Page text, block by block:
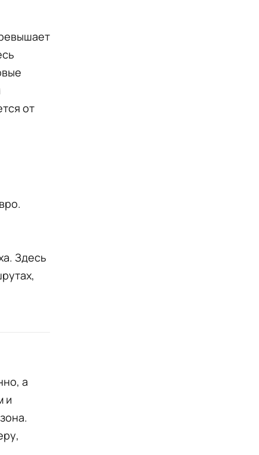
от
Здесь
а
и